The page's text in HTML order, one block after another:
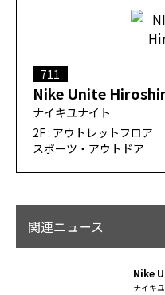
711
Nike Unite
ナイキユナイト
2F : アウトレットフロア
スポーツ・アウトドア
関連ニュース
Nike
ナイキ